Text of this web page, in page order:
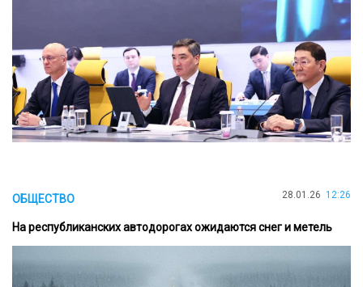
ОБЩЕСТВО 28.01.26 12:26
На республиканских автодорогах ожидаются снег и метель